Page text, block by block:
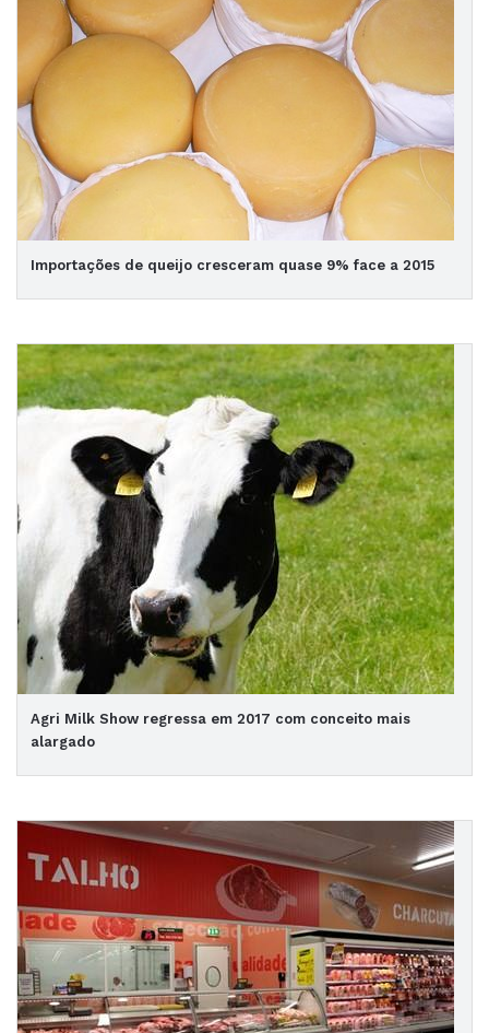
Importações de queijo cresceram quase 9% face a 2015
Agri Milk Show regressa em 2017 com conceito mais
alargado